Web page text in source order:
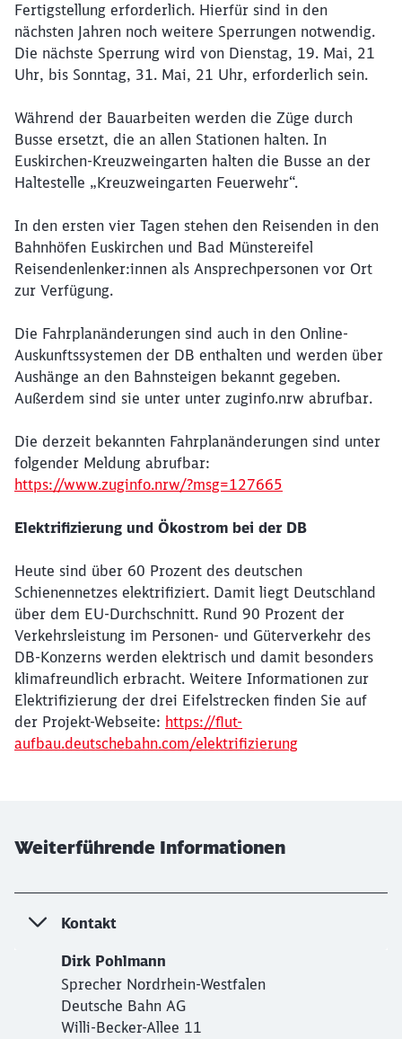
Fertigstellung erforderlich. Hierfür sind in den
nächsten Jahren noch weitere Sperrungen notwendig.
Die nächste Sperrung wird von Dienstag, 19. Mai, 21
Uhr, bis Sonntag, 31. Mai, 21 Uhr, erforderlich sein.
Während der Bauarbeiten werden die Züge durch
Busse ersetzt, die an allen Stationen halten. In
Euskirchen-Kreuzweingarten halten die Busse an der
Haltestelle „Kreuzweingarten Feuerwehr“.
In den ersten vier Tagen stehen den Reisenden in den
Bahnhöfen Euskirchen und Bad Münstereifel
Reisendenlenker:innen als Ansprechpersonen vor Ort
zur Verfügung.
Die Fahrplanänderungen sind auch in den Online-
Auskunftssystemen der DB enthalten und werden über
Aushänge an den Bahnsteigen bekannt gegeben.
Außerdem sind sie unter unter zuginfo.nrw abrufbar.
Die derzeit bekannten Fahrplanänderungen sind unter
folgender Meldung abrufbar:
https://www.zuginfo.nrw/?msg=127665
Elektrifizierung und Ökostrom bei der DB
Heute sind über 60 Prozent des deutschen
Schienennetzes elektrifiziert. Damit liegt Deutschland
über dem EU-Durchschnitt. Rund 90 Prozent der
Verkehrsleistung im Personen- und Güterverkehr des
DB-Konzerns werden elektrisch und damit besonders
klimafreundlich erbracht. Weitere Informationen zur
Elektrifizierung der drei Eifelstrecken finden Sie auf
der Projekt-Webseite: https://flut-
aufbau.deutschebahn.com/elektrifizierung
Weiterführende Informationen
Kontakt
Dirk Pohlmann
Sprecher Nordrhein-Westfalen
Deutsche Bahn AG
Willi-Becker-Allee 11
Schließen
Möchten Sie zuweitergeleitet
werden?
Abbrechen Weiter